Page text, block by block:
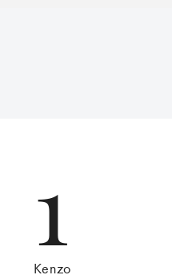
1
Kenzo